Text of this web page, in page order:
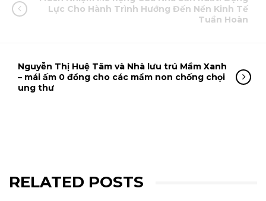
Lực Cho Hành Trình Hướng Đến Nền Kinh Tế
Tuần Hoàn
Nguyễn Thị Huệ Tâm và Nhà lưu trú Mầm Xanh
– mái ấm 0 đồng cho các mầm non chống chọi
ung thư
RELATED POSTS